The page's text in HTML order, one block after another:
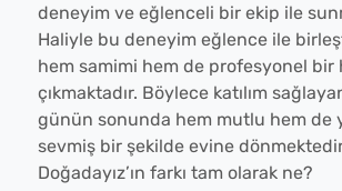
deneyim ve eğlenceli bir ekip ile
Haliyle bu deneyim eğlence ile
hem samimi hem de profesyonel bir
çıkmaktadır. Böylece katılım
günün sonunda hem mutlu hem de
sevmiş bir şekilde evine
Doğadayız’ın farkı tam olarak ne?